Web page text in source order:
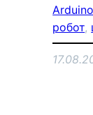
Arduino
робот,